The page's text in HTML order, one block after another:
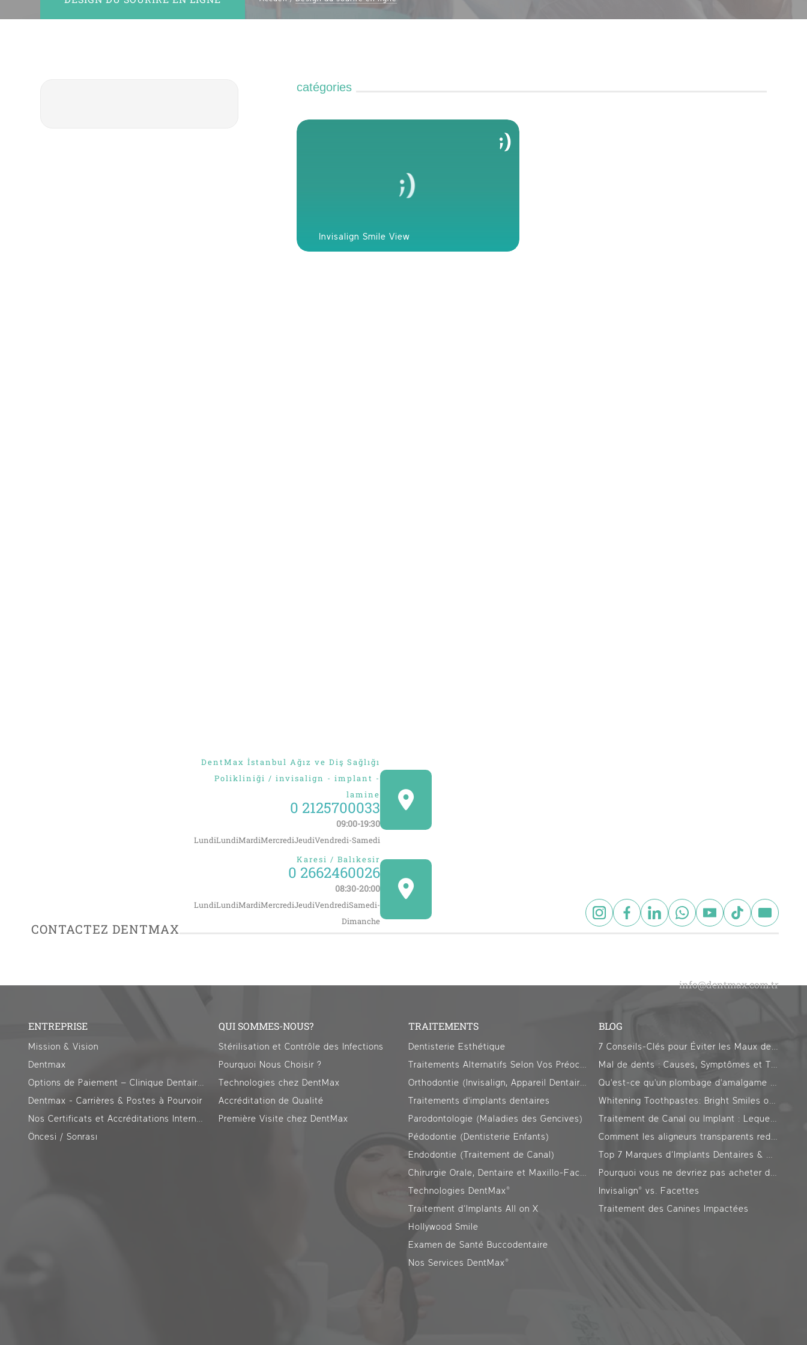
catégories
Invisalign Smile View
CONTACTEZ DENTMAX
DentMax İstanbul Ağız ve Diş Sağlığı
Polikliniği / invisalign - implant -
lamine
0 2125700033
09:00-19:30
LundiLundiMardiMercrediJeudiVendredi-Samedi
Karesi / Balıkesir
0 2662460026
08:30-20:00
LundiLundiMardiMercrediJeudiVendrediSamedi-
Dimanche
ENTREPRISE
Mission & Vision
Dentmax
Options de Paiement – Clinique Dentaire DentMax Istanbul
Dentmax - Carrières & Postes à Pourvoir
Nos Certificats et Accréditations Internationales
Öncesi / Sonrası
QUI SOMMES-NOUS?
Stérilisation et Contrôle des Infections
Pourquoi Nous Choisir ?
Technologies chez DentMax
Accréditation de Qualité
Première Visite chez DentMax
TRAITEMENTS
Dentisterie Esthétique
Traitements Alternatifs Selon Vos Préoccupations
Orthodontie (Invisalign, Appareil Dentaire)
Traitements d'implants dentaires
Parodontologie (Maladies des Gencives)
Pédodontie (Dentisterie Enfants)
Endodontie (Traitement de Canal)
Chirurgie Orale, Dentaire et Maxillo-Faciale
Technologies DentMax®
Traitement d’Implants All on X
Hollywood Smile
Examen de Santé Buccodentaire
Nos Services DentMax®
BLOG
7 Conseils-Clés pour Éviter les Maux de Dents pendant le Ramadan
Mal de dents : Causes, Symptômes et Traitements Efficaces
Qu'est-ce qu'un plombage d'amalgame ? Pourquoi est-il interdit ?
Whitening Toothpastes: Bright Smiles or Worn Teeth? Everyone dreams of having bright and white teeth, and many people choose whitening toothpastes to achieve this. However, there are many questions about the effects of these toothpastes on tooth enamel.
Traitement de Canal ou Implant : Lequel est Adapté pour Vous ?
Comment les aligneurs transparents redressent-ils les dents ?
Top 7 Marques d’Implants Dentaires & Coûts : Classement Actualisé
Pourquoi vous ne devriez pas acheter de dentifrice sans fluor
Invisalign® vs. Facettes
Traitement des Canines Impactées